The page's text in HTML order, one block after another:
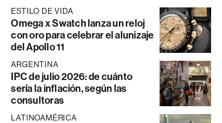
ESTILO DE VIDA
Omega x Swatch lanza un reloj
con oro para celebrar el alunizaje
del Apollo 11
ARGENTINA
IPC de julio 2026: de cuánto
sería la inflación, según las
consultoras
LATINOAMÉRICA